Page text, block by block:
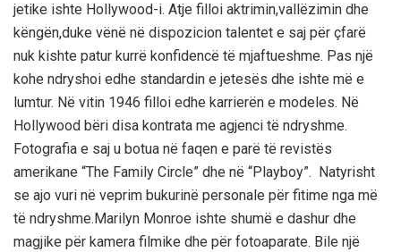
jetike ishte Hollywood-i. Atje filloi aktrimin,vallёzimin dhe
kёngёn,duke vёnё nё dispozicion talentet e saj pёr çfarё
nuk kishte patur kurrё konfidencё tё mjaftueshme. Pas njё
kohe ndryshoi edhe standardin e jetesёs dhe ishte mё e
lumtur. Nё vitin 1946 filloi edhe karrierёn e modeles. Nё
Hollywood bёri disa kontrata me agjenci tё ndryshme.
Fotografia e saj u botua nё faqen e parё tё revistёs
amerikane “The Family Circle” dhe nё “Playboy”. Natyrisht
se ajo vuri nё veprim bukurinё personale pёr fitime nga mё
tё ndryshme.Marilyn Monroe ishte shumё e dashur dhe
magjike pёr kamera filmike dhe pёr fotoaparate. Bile njё